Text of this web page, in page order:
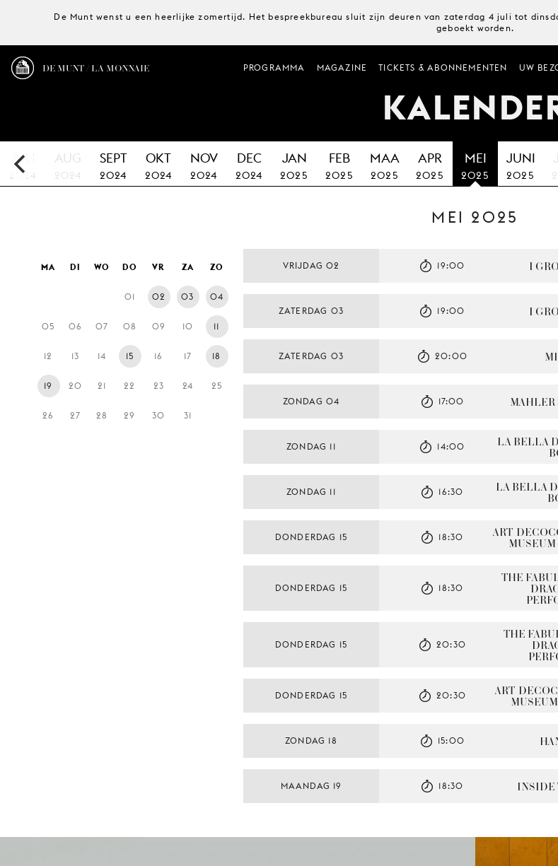
De Munt wenst u een heerlijke zomertijd. Het bespreekbureau sluit zijn deuren van zaterdag 4 juli tot
geboekt worden.
DE MUNT / LA MONNAIE PROGRAMMA MAGAZINE TICKETS & ABONNEMENTEN UW
JULI
2024
AUG
2024
SEPT
2024
OKT
2024
NOV
2024
DEC
2024
JAN
2025
FEB
2025
MAA
2025
APR
2025
MEI
2025
JUNI
2025
MEI 2025
MA DI WO DO VR ZA ZO
01 02 03 04
05 06 07 08 09 10 11
12 13 14 15 16 17 18
19 20 21 22 23 24 25
26 27 28 29 30 31
VRIJDAG 02 I
19:00
ZATERDAG 03 I
19:00
ZATERDAG 03 20:00
ZONDAG 04 MAHLER
17:00
ZONDAG 11 LA BELLA
14:00
ZONDAG 11 LA BELLA
16:30
DONDERDAG 15 ART-
18:30
DONDERDAG 15
THE
18:30
DONDERDAG 15
THE
20:30
DONDERDAG 15 ART-
20:30
ZONDAG 18 15:00
MAANDAG 19 INSIDE
18:30